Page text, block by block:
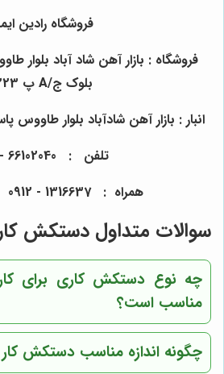
فروشگاه رادین
بلوک ج/A پ 223
انبار : بازار آهن شادآباد بلوار طاووس
تلفن : 66102040 -021
همراه : 1316637 - 0912 چاووشی
سوالات متداول دستکش
چه نوع دستکش کاری برای
مناسب است؟
چگونه اندازه مناسب دستکش کار